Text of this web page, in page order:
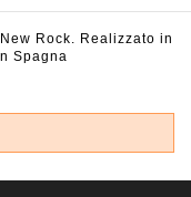
Rock. Realizzato in
Spagna